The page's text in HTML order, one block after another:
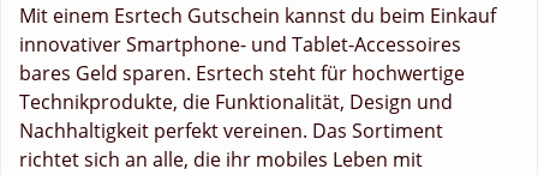
Mit einem Esrtech Gutschein kannst du beim Einkauf
innovativer Smartphone- und Tablet-Accessoires
bares Geld sparen. Esrtech steht für hochwertige
Technikprodukte, die Funktionalität, Design und
Nachhaltigkeit perfekt vereinen. Das Sortiment
richtet sich an alle, die ihr mobiles Leben mit